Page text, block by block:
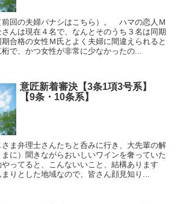
回の夫婦バナシはこちら）。 ハマの恋人Ｍ
んは現在４名で、なんとそのうち３名は同期
合格の女性Ｍ氏とよく夫婦に間違えられると
で、かつ女性が非常に少なかったの...
意匠新着審決【3条1項3号系】
【9条・10条系】
ま弁理士さんたちと呑みに行き、大先輩の解
に）聞きながらおいしいワインを奢っていた
ってると、こんないいこと、結構あります
まりとした地域なので、皆さん顔見知り...